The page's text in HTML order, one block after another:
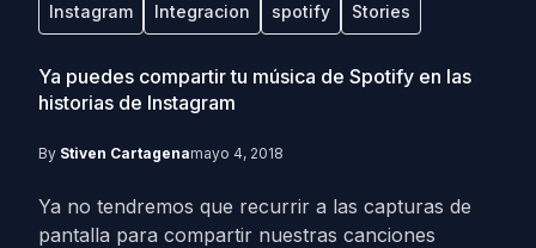
Instagram Integracion spotify Stories
Ya puedes compartir tu música de Spotify en las
historias de Instagram
By Stiven Cartagenamayo 4, 2018
Ya no tendremos que recurrir a las capturas de
pantalla para compartir nuestras canciones